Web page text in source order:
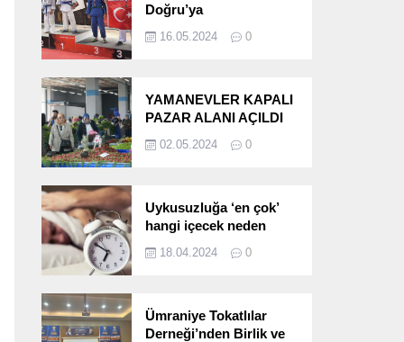
Doğru’ya
16.05.2024 0
YAMANEVLER KAPALI
PAZAR ALANI AÇILDI
02.05.2024 0
Uykusuzluğa ‘en çok’
hangi içecek neden
18.04.2024 0
Ümraniye Tokatlılar
Derneği’nden Birlik ve